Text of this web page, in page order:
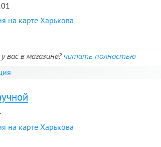
на карте Харькова
вас в магазине? читать полностью
на карте Харькова